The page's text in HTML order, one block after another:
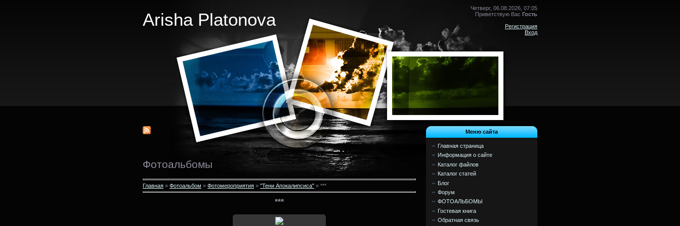
Arisha Platonova
Четверг, 06.08.2026, 07:05
Приветствую Вас Гость
Регистрация
Вход
Фотоальбомы
Главная » Фотоальбом » Фотомероприятия » "Тени Апокалипсиса" » ***
***
Меню сайта
Главная страница
Информация о сайте
Каталог файлов
Каталог статей
Блог
Форум
ФОТОАЛЬБОМЫ
Гостевая книга
Обратная связь